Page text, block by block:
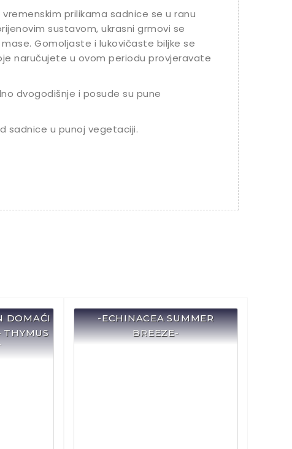
vremenskim prilikama sadnice se u ranu
sustavom, ukrasni grmovi se
Gomoljaste i lukovičaste biljke se
naručujete u ovom periodu provjeravate
dvogodišnje i posude su pune
sadnice u punoj vegetaciji.
DOMAĆI
THYMUS
-ECHINACEA SUMMER
BREEZE-